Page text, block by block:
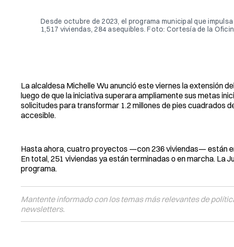
Desde octubre de 2023, el programa municipal que
1,517 viviendas, 284 asequibles. Foto: Cortesía de la
La alcaldesa Michelle Wu anunció este viernes la extensión
luego de que la iniciativa superara ampliamente sus metas
solicitudes para transformar 1.2 millones de pies cuadrados
accesible.
Hasta ahora, cuatro proyectos —con 236 viviendas— están
En total, 251 viviendas ya están terminadas o en marcha. La
programa.
Mantente informado con los temas más relevantes de
newsletters.